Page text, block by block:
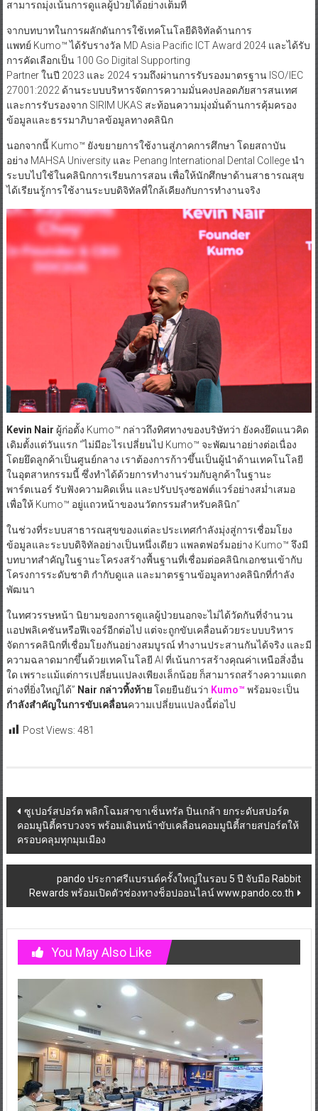
สามารถมุ่งเน้นการดูแลผู้ป่วยได้อย่างเต็มที่
จากบทบาทในการผลักดันการใช้เทคโนโลยีดิจิทัลด้านการ
แพทย์ Kumo™ ได้รับรางวัล MD Asia Pacific ICT Award 2024 และได้รับ
การคัดเลือกเป็น 100 Go Digital Supporting
Partner ในปี 2023 และ 2024 รวมถึงผ่านการรับรองมาตรฐาน ISO/IEC
27001:2022 ด้านระบบบริหารจัดการความมั่นคงปลอดภัยสารสนเทศ
และการรับรองจาก SIRIM UKAS สะท้อนความมุ่งมั่นด้านการคุ้มครอง
ข้อมูลและธรรมาภิบาลข้อมูลทางคลินิก
นอกจากนี้ Kumo™ ยังขยายการใช้งานสู่ภาคการศึกษา โดยสถาบัน
อย่าง MAHSA University และ Penang International Dental College นำ
ระบบไปใช้ในคลินิกการเรียนการสอน เพื่อให้นักศึกษาด้านสาธารณสุข
ได้เรียนรู้การใช้งานระบบดิจิทัลที่ใกล้เคียงกับการทำงานจริง
Kevin Nair ผู้ก่อตั้ง Kumo™ กล่าวถึงทิศทางของบริษัทว่า ยังคงยึดแนวคิด
เดิมตั้งแต่วันแรก “ไม่มีอะไรเปลี่ยนไป Kumo™ จะพัฒนาอย่างต่อเนื่อง
โดยยึดลูกค้าเป็นศูนย์กลาง เราต้องการก้าวขึ้นเป็นผู้นำด้านเทคโนโลยี
ในอุตสาหกรรมนี้ ซึ่งทำได้ด้วยการทำงานร่วมกับลูกค้าในฐานะ
พาร์ตเนอร์ รับฟังความคิดเห็น และปรับปรุงซอฟต์แวร์อย่างสม่ำเสมอ
เพื่อให้ Kumo™ อยู่แถวหน้าของนวัตกรรมสำหรับคลินิก”
ในช่วงที่ระบบสาธารณสุขของแต่ละประเทศกำลังมุ่งสู่การเชื่อมโยง
ข้อมูลและระบบดิจิทัลอย่างเป็นหนึ่งเดียว แพลตฟอร์มอย่าง Kumo™ จึงมี
บทบาทสำคัญในฐานะโครงสร้างพื้นฐานที่เชื่อมต่อคลินิกเอกชนเข้ากับ
โครงการระดับชาติ กำกับดูแล และมาตรฐานข้อมูลทางคลินิกที่กำลัง
พัฒนา
ในทศวรรษหน้า นิยามของการดูแลผู้ป่วยนอกจะไม่ได้วัดกันที่จำนวน
แอปพลิเคชันหรือฟีเจอร์อีกต่อไป แต่จะถูกขับเคลื่อนด้วยระบบบริหาร
จัดการคลินิกที่เชื่อมโยงกันอย่างสมบูรณ์ ทำงานประสานกันได้จริง และมี
ความฉลาดมากขึ้นด้วยเทคโนโลยี AI ที่เน้นการสร้างคุณค่าเหนือสิ่งอื่น
ใด เพราะแม้แต่การเปลี่ยนแปลงเพียงเล็กน้อย ก็สามารถสร้างความแตก
ต่างที่ยิ่งใหญ่ได้” Nair กล่าวทิ้งท้ายโดยยืนยันว่า Kumo™ พร้อมจะเป็น
กำลังสำคัญในการขับเคลื่อนความเปลี่ยนแปลงนี้ต่อไป
Post Views: 481
Post
navigation
ซูเปอร์สปอร์ต พลิกโฉมสาขาเซ็นทรัล ปิ่นเกล้า ยกระดับสปอร์ต
คอมมูนิตี้ครบวงจร พร้อมเดินหน้าขับเคลื่อนคอมมูนิตี้สายสปอร์ตให้
ครอบคลุมทุกมุมเมือง
pando ประกาศรีแบรนด์ครั้งใหญ่ในรอบ 5 ปี จับมือ Rabbit
Rewards พร้อมเปิดตัวช่องทางช็อปออนไลน์ www.pando.co.th
You May Also Like